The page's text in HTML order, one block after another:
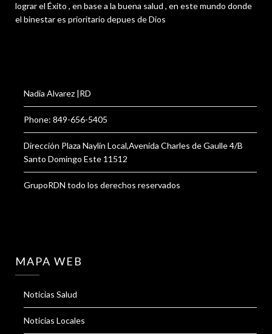
lograr el Éxito , en base a la buena salud , en este mundo donde
el binestar es prioritario depues de Dios
Nadia Alvarez |RD
Phone: 849-656-5405
Dirección Plaza Naylin Local,Avenida Charles de Gaulle 4/B
Santo Domingo Este 11512
GrupoRDN todo los derechos reservados
MAPA WEB
Noticias Salud
Noticias Locales